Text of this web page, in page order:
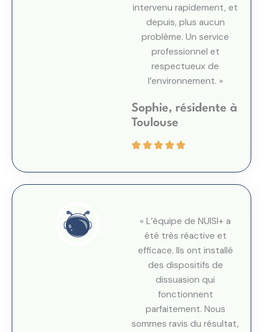
intervenu rapidement, et
depuis, plus aucun
problème. Un service
professionnel et
respectueux de
l’environnement. »
Sophie, résidente à
Toulouse
« L’équipe de NUISI+ a
été très réactive et
efficace. Ils ont installé
des dispositifs de
dissuasion qui
fonctionnent
parfaitement. Nous
sommes ravis du résultat,